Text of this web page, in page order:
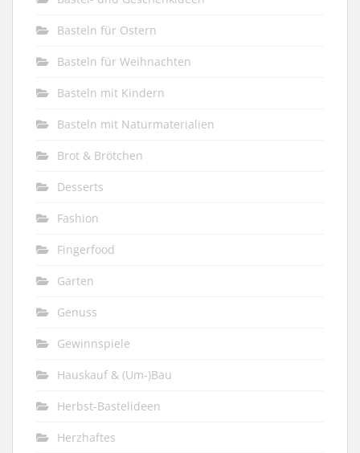
Basteln für Ostern
Basteln für Weihnachten
Basteln mit Kindern
Basteln mit Naturmaterialien
Brot & Brötchen
Desserts
Fashion
Fingerfood
Garten
Genuss
Gewinnspiele
Hauskauf & (Um-)Bau
Herbst-Bastelideen
Herzhaftes